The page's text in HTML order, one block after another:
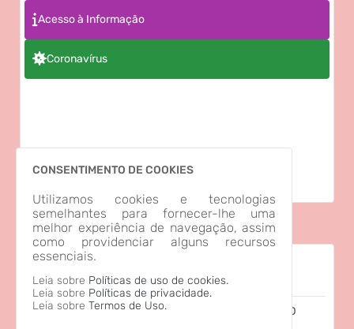
Prefeitura Municipal de Rio do Sul
Programa Interlegis
SAPL
SAPL Câmara Mirim
Senado Federal
Acesso à Informação
Coronavírus
Emissão da Certidão Negativa de Débitos - CND
CONSENTIMENTO DE COOKIES
Utilizamos cookies e tecnologias
semelhantes para fornecer-lhe uma
melhor experiência de navegação, assim
como providenciar alguns recursos
essenciais.
Leia sobre Políticas de uso de cookies.
Leia sobre Políticas de privacidade.
Leia sobre Termos de Uso.